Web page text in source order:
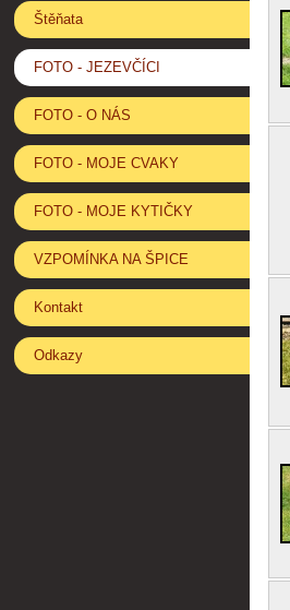
Štěňata
FOTO - JEZEVČÍCI
FOTO - O NÁS
FOTO - MOJE CVAKY
FOTO - MOJE KYTIČKY
VZPOMÍNKA NA ŠPICE
Kontakt
Odkazy